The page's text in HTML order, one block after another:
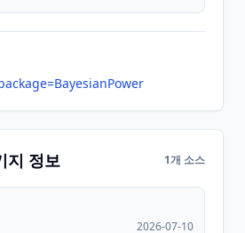
지 정보 1개 소스
2026-07-10